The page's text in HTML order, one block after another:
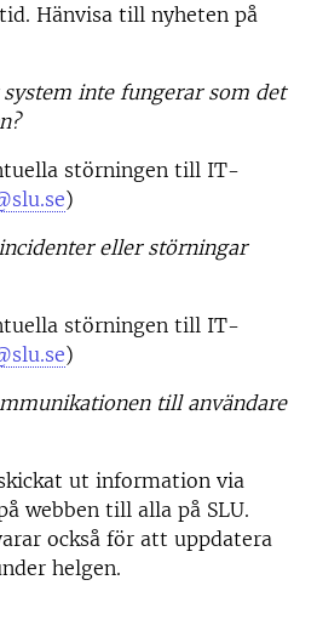
Hänvisa till nyheten på
inte fungerar som det
störningen till IT-
)
eller störningar
störningen till IT-
)
till användare
ut information via
webben till alla på SLU.
också för att uppdatera
helgen.